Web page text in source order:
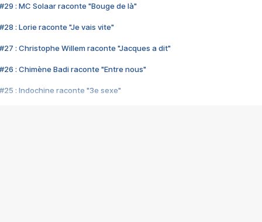
#29 : MC Solaar raconte "Bouge de là"
#28 : Lorie raconte "Je vais vite"
#27 : Christophe Willem raconte "Jacques a dit"
#26 : Chimène Badi raconte "Entre nous"
#25 : Indochine raconte "3e sexe"